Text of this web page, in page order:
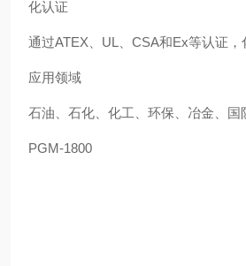
化认证
通过ATEX、UL、CSA和Ex等认证，
应用领域
石油、石化、化工、环保、冶金、国
PGM-1800